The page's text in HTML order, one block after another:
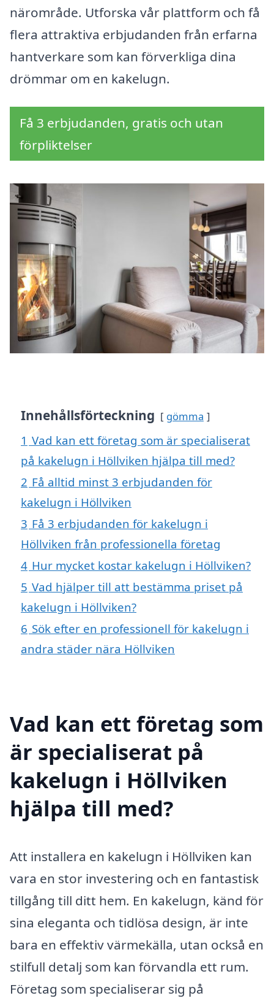
närområde. Utforska vår plattform och få
flera attraktiva erbjudanden från erfarna
hantverkare som kan förverkliga dina
drömmar om en kakelugn.
Få 3 erbjudanden, gratis och utan
förpliktelser
Innehållsförteckning gömma
1 Vad kan ett företag som är specialiserat
på kakelugn i Höllviken hjälpa till med?
2 Få alltid minst 3 erbjudanden för
kakelugn i Höllviken
3 Få 3 erbjudanden för kakelugn i
Höllviken från professionella företag
4 Hur mycket kostar kakelugn i Höllviken?
5 Vad hjälper till att bestämma priset på
kakelugn i Höllviken?
6 Sök efter en professionell för kakelugn i
andra städer nära Höllviken
Vad kan ett företag som
är specialiserat på
kakelugn i Höllviken
hjälpa till med?
Att installera en kakelugn i Höllviken kan
vara en stor investering och en fantastisk
tillgång till ditt hem. En kakelugn, känd för
sina eleganta och tidlösa design, är inte
bara en effektiv värmekälla, utan också en
stilfull detalj som kan förvandla ett rum.
Företag som specialiserar sig på